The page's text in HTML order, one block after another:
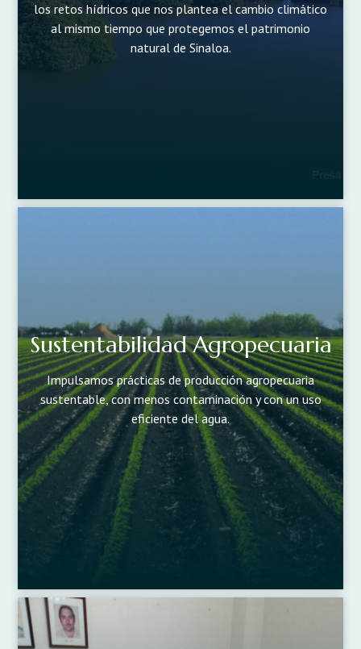
los retos hídricos que nos plantea el cambio climático
al mismo tiempo que protegemos el patrimonio
natural de Sinaloa.
Sustentabilidad Agropecuaria
Impulsamos prácticas de producción agropecuaria
sustentable, con menos contaminación y con un uso
eficiente del agua.